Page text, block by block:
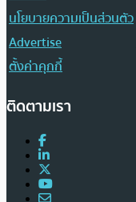
นโยบายความเป็นส่วนตัว
Advertise
ตั้งค่าคุกกี้
ติดตามเรา